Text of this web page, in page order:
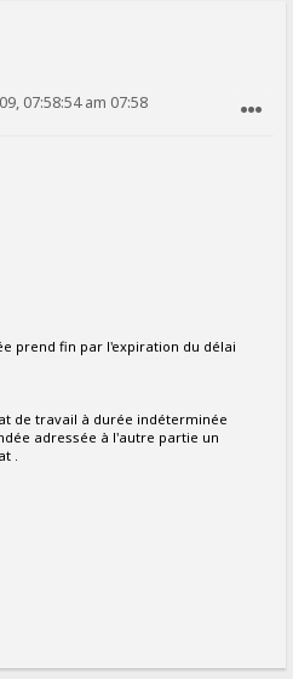
07:58:54 am 07:58
prend fin par l'expiration du délai
de travail à durée indéterminée
adressée à l'autre partie un
.